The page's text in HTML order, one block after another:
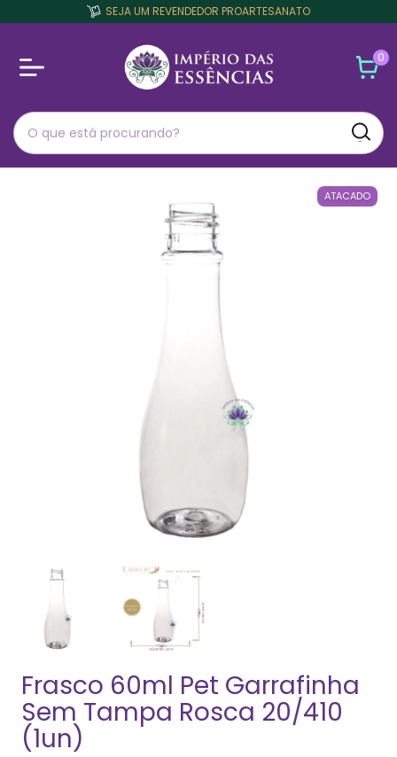
SEJA UM REVENDEDOR PROARTESANATO
0
ATACADO
Frasco 60ml Pet Garrafinha
Sem Tampa Rosca 20/410
(1un)